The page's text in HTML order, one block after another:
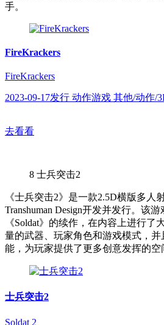
手。
FireKrackers
FireKrackers
2023-09-17发行 动作游戏 其他/动作/
去看看
8 士兵突击2
《士兵突击2》是一款2.5D横版多人
Transhuman Design开发并发行。该
《Soldat》的续作，在内容上进行了
量的武器、玩家角色和游戏模式，
能，为玩家提供了更多创意发挥的空
士兵突击2
Soldat 2